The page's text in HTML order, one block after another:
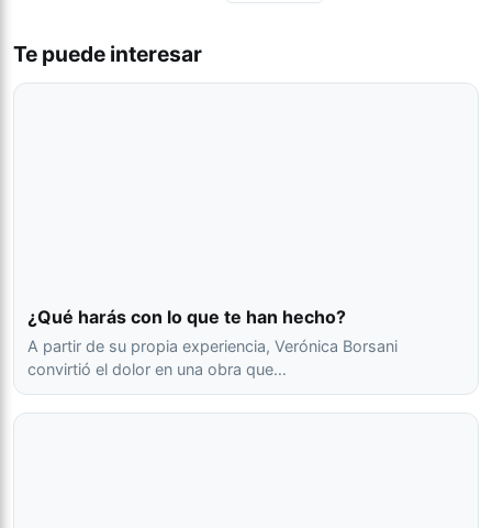
Te puede interesar
¿Qué harás con lo que te han hecho?
A partir de su propia experiencia, Verónica Borsani
convirtió el dolor en una obra que…